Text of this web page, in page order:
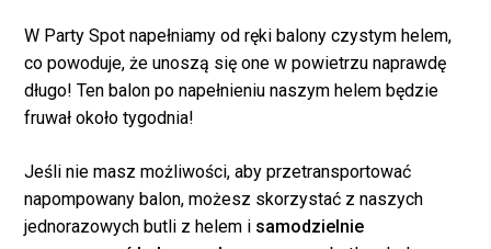
Brak produktów w
koszyku.
W Party Spot napełniamy od ręki balony czystym helem,
co powoduje, że unoszą się one w powietrzu naprawdę
długo! Ten balon po napełnieniu naszym helem będzie
fruwał około tygodnia!
Jeśli nie masz możliwości, aby przetransportować
napompowany balon, możesz skorzystać z naszych
jednorazowych butli z helem i samodzielnie